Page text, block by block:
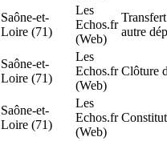
Saône-et-
Loire (71)
Les
Echos.fr
(Web)
autre
Saône-et-
Loire (71)
Les
Echos.fr
(Web)
Clôture
Saône-et-
Loire (71)
Les
Echos.fr
(Web)